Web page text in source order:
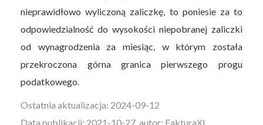
nieprawidłowo wyliczoną zaliczkę, to poniesie za to
odpowiedzialność do wysokości niepobranej zaliczki
od wynagrodzenia za miesiąc, w którym została
przekroczona górna granica pierwszego progu
podatkowego.
Ostatnia aktualizacja: 2024-09-12
Data publikacji: 2021-10-27, autor: FakturaXL